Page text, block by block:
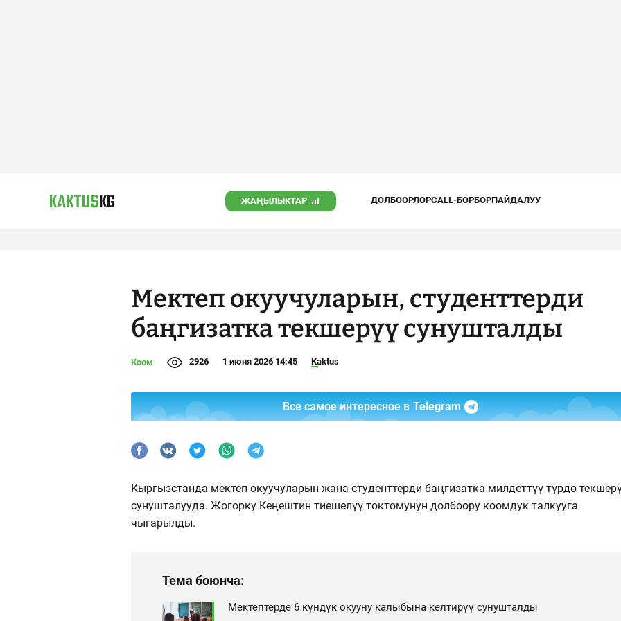
ЖАҢЫЛЫКТАР ДОЛБООРЛОРCALL-БОРБОРПАЙДАЛУУ
Мектеп окуучуларын, студенттерди
баңгизатка текшерүү сунушталды
Коом 2926 1 июня 2026 14:45 Kaktus
Все самое интересное в Telegram
Кыргызстанда мектеп окуучуларын жана студенттерди баңгизатка милдеттүү түрдө
сунушталууда. Жогорку Кеңештин тиешелүү токтомунун долбоору коомдук талкууга
чыгарылды.
Тема боюнча:
Мектептерде 6 күндүк окууну калыбына келтирүү сунушталды